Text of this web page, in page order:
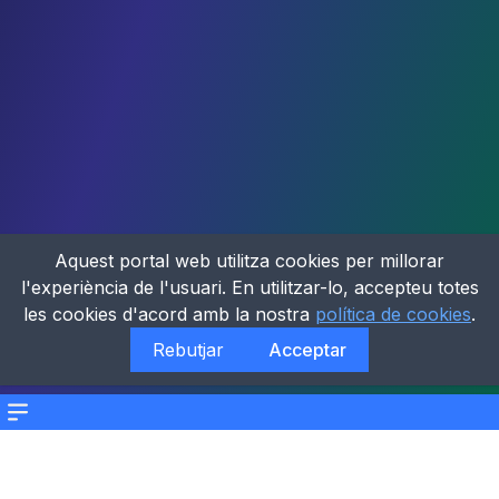
Menu
Aquest portal web utilitza cookies per millorar
l'experiència de l'usuari. En utilitzar-lo, accepteu totes
les cookies d'acord amb la nostra política de cookies.
Rebutjar
Acceptar